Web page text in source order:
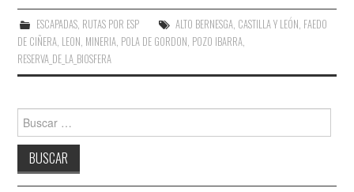
ESCAPADAS, RUTAS POR ESP ALTO BERNESGA, CASTILLA Y LEÓN, FAEDO
DE CIÑERA, LEON, MINERIA, POLA DE GORDON, POZO IBARRA,
RESERVA_DE_LA_BIOSFERA
Buscar: